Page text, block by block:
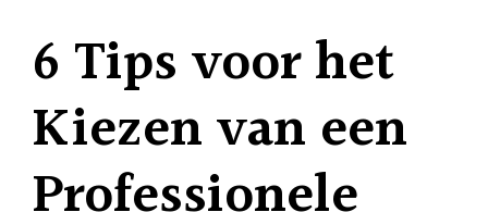
6 Tips voor het
Kiezen van een